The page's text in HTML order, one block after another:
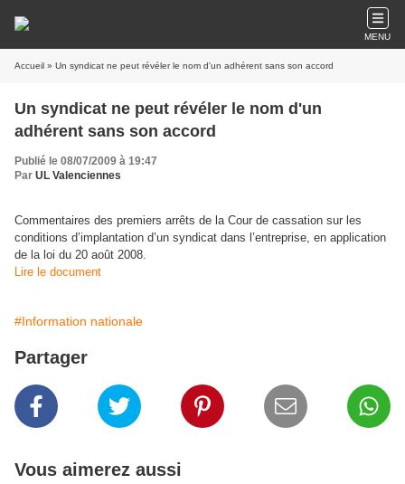
MENU
Accueil » Un syndicat ne peut révéler le nom d'un adhérent sans son accord
Un syndicat ne peut révéler le nom d'un
adhérent sans son accord
Publié le 08/07/2009 à 19:47
Par UL Valenciennes
Commentaires des premiers arrêts de la Cour de cassation sur les
conditions d’implantation d’un syndicat dans l’entreprise, en application
de la loi du 20 août 2008.
Lire le document
#Information nationale
Partager
Vous aimerez aussi